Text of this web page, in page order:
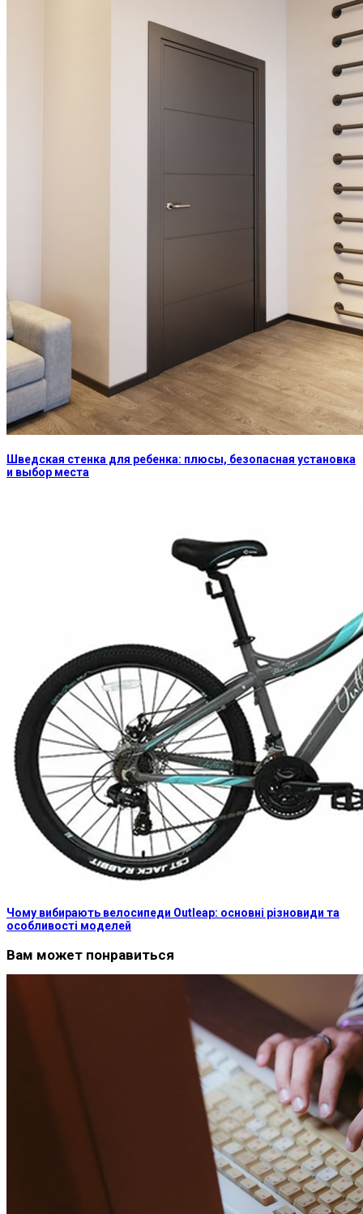
Шведская стенка для ребенка: плюсы, безопасная установка
и выбор места
Чому вибирають велосипеди Outleap: основні різновиди та
особливості моделей
Вам может понравиться